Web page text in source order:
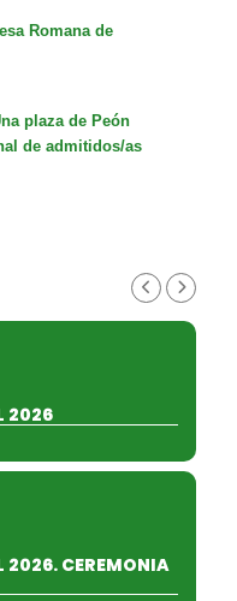
Romana de
plaza de Peón
de admitidos/as
2026
2026. CEREMONIA